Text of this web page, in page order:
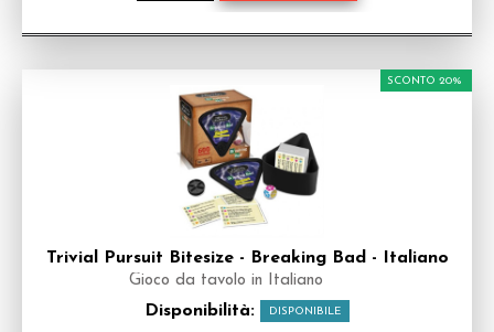
Trivial Pursuit Bitesize - Breaking Bad - Italiano
Gioco da tavolo in Italiano
Disponibilità: DISPONIBILE
SCONTO 20%